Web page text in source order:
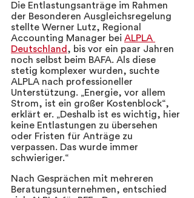
Die Entlastungsanträge im Rahmen
der Besonderen Ausgleichsregelung
stellte Werner Lutz, Regional
Accounting Manager bei ALPLA
Deutschland , bis vor ein paar Jahren
noch selbst beim BAFA. Als diese
stetig komplexer wurden, suchte
ALPLA nach professioneller
Unterstützung. „Energie, vor allem
Strom, ist ein großer Kostenblock“,
erklärt er. „Deshalb ist es wichtig, hier
keine Entlastungen zu übersehen
oder Fristen für Anträge zu
verpassen. Das wurde immer
schwieriger.“
Nach Gesprächen mit mehreren
Beratungsunternehmen, entschied